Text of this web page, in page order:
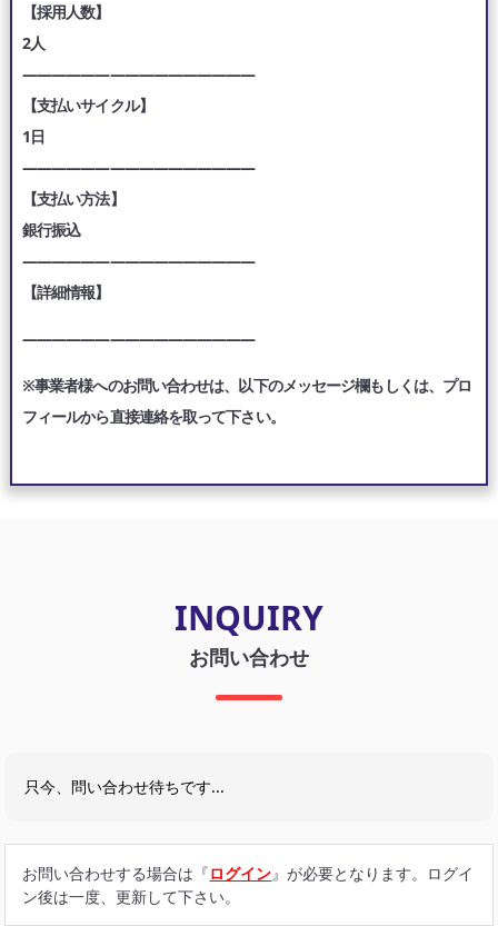
【採用人数】
2人
————————————————
【支払いサイクル】
1日
————————————————
【支払い方法】
銀行振込
————————————————
【詳細情報】
————————————————
※事業者様へのお問い合わせは、以下のメッセージ欄もしくは、プロ
フィールから直接連絡を取って下さい。
INQUIRY
お問い合わせ
只今、問い合わせ待ちです...
お問い合わせする場合は『ログイン』が必要となります。ログイ
ン後は一度、更新して下さい。